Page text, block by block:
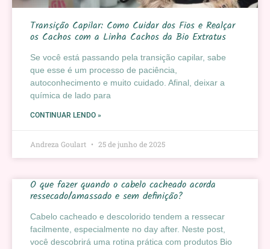
Transição Capilar: Como Cuidar dos Fios e Realçar
os Cachos com a Linha Cachos da Bio Extratus
Se você está passando pela transição capilar, sabe
que esse é um processo de paciência,
autoconhecimento e muito cuidado. Afinal, deixar a
química de lado para
CONTINUAR LENDO »
Andreza Goulart 25 de junho de 2025
O que fazer quando o cabelo cacheado acorda
ressecado/amassado e sem definição?
Cabelo cacheado e descolorido tendem a ressecar
facilmente, especialmente no day after. Neste post,
você descobrirá uma rotina prática com produtos Bio